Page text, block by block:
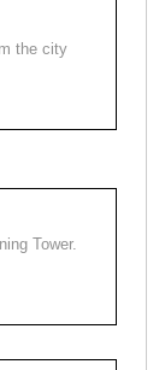
the city
Tower.